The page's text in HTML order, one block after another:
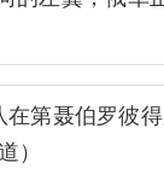
第聂伯罗彼
）